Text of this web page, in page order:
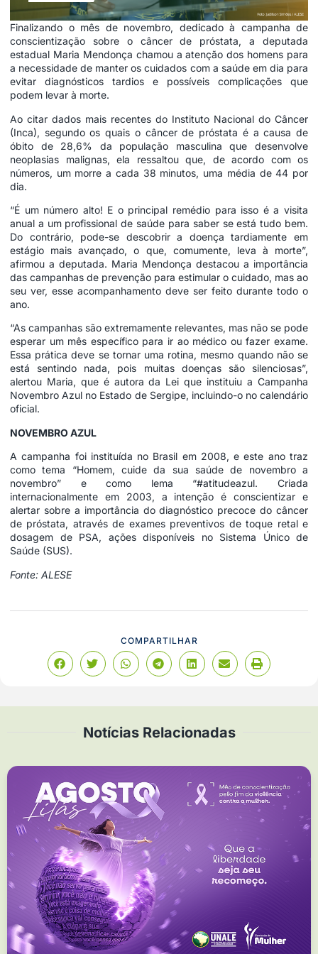
Finalizando o mês de novembro, dedicado à campanha de
conscientização sobre o câncer de próstata, a deputada
estadual Maria Mendonça chamou a atenção dos homens para
a necessidade de manter os cuidados com a saúde em dia para
evitar diagnósticos tardios e possíveis complicações que
podem levar à morte.
Ao citar dados mais recentes do Instituto Nacional do Câncer
(Inca), segundo os quais o câncer de próstata é a causa de
óbito de 28,6% da população masculina que desenvolve
neoplasias malignas, ela ressaltou que, de acordo com os
números, um morre a cada 38 minutos, uma média de 44 por
dia.
“É um número alto! E o principal remédio para isso é a visita
anual a um profissional de saúde para saber se está tudo bem.
Do contrário, pode-se descobrir a doença tardiamente em
estágio mais avançado, o que, comumente, leva à morte”,
afirmou a deputada. Maria Mendonça destacou a importância
das campanhas de prevenção para estimular o cuidado, mas ao
seu ver, esse acompanhamento deve ser feito durante todo o
ano.
“As campanhas são extremamente relevantes, mas não se pode
esperar um mês específico para ir ao médico ou fazer exame.
Essa prática deve se tornar uma rotina, mesmo quando não se
está sentindo nada, pois muitas doenças são silenciosas”,
alertou Maria, que é autora da Lei que instituiu a Campanha
Novembro Azul no Estado de Sergipe, incluindo-o no calendário
oficial.
NOVEMBRO AZUL
A campanha foi instituída no Brasil em 2008, e este ano traz
como tema “Homem, cuide da sua saúde de novembroa
novembro” e como lema “#atitudeazul. Criada
internacionalmente em 2003, a intenção é conscientizar e
alertar sobre a importância do diagnóstico precoce do câncer
de próstata, através de exames preventivos de toque retal e
dosagem de PSA, ações disponíveis no Sistema Único de
Saúde (SUS).
Fonte: ALESE
COMPARTILHAR
Notícias Relacionadas